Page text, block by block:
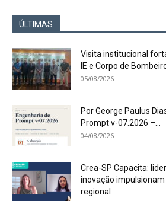
ÚLTIMAS
Visita institucional
IE e Corpo de
05/08/2026
Por George Paulus
Prompt v-07.2026 –...
04/08/2026
Crea-SP Capacita:
inovação
regional